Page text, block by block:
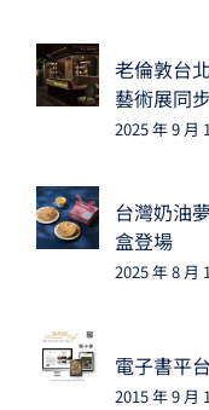
老倫敦台
藝術展同
2025 年 9 月
台灣奶油
盒登場
2025 年 8 月
電子書平台
2015 年 9 月